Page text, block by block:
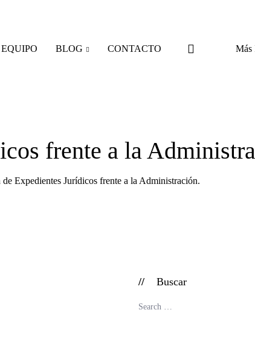
EQUIPO BLOG CONTACTO Más
frente a la
de Expedientes Jurídicos frente a la Administración.
Buscar